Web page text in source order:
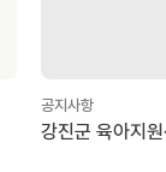
공지사항
강진군 육아지